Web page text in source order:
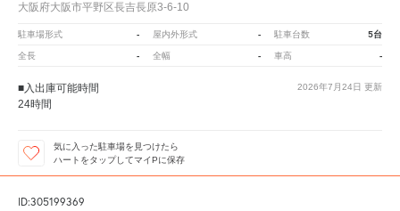
大阪府大阪市平野区長吉長原3-6-10
駐車場形式 - 屋内外形式 - 駐車台数 5台
全長 - 全幅 - 車高 -
2026年7月24日 更新
■入出庫可能時間
24時間
気に入った駐車場を見つけたら
ハートをタップしてマイPに保存
ID:305199369